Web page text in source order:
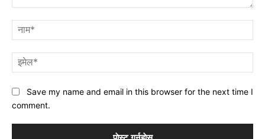
Save my name and email in this browser for the next time I
comment.